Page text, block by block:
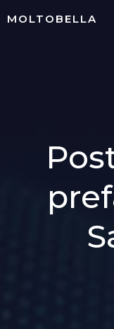
MOLTOBELLA